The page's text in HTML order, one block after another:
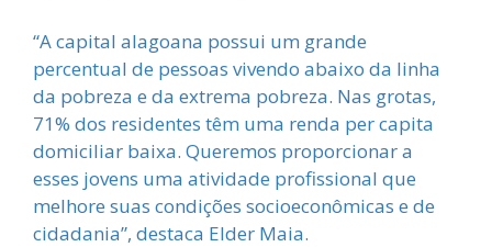
“A capital alagoana possui um grande
percentual de pessoas vivendo abaixo da linha
da pobreza e da extrema pobreza. Nas grotas,
71% dos residentes têm uma renda per capita
domiciliar baixa. Queremos proporcionar a
esses jovens uma atividade profissional que
melhore suas condições socioeconômicas e de
cidadania”, destaca Elder Maia.